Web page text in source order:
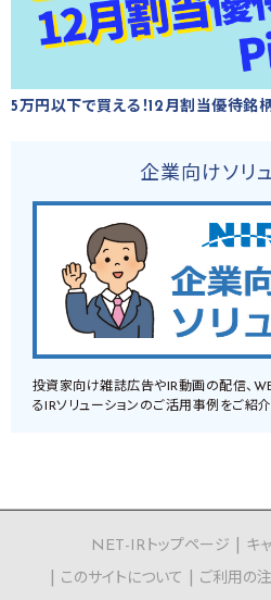
5万円以下で買える！12月割当優待銘
企業向けソリ
投資家向け雑誌広告やIR動画の配信、
るIRソリューションのご活用事例をご紹介
NET-IRトップページ キ
このサイトについて
ご利用の